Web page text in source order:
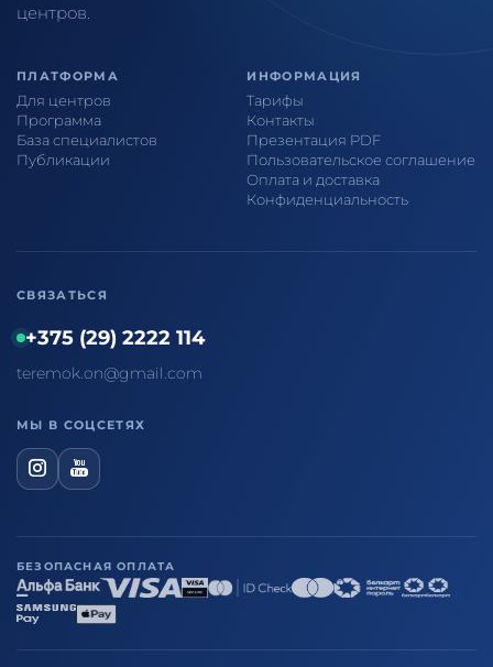
центров.
ПЛАТФОРМА
Для центров
Программа
База специалистов
Публикации
ИНФОРМАЦИЯ
Тарифы
Контакты
Презентация PDF
Пользовательское соглашение
Оплата и доставка
Конфиденциальность
СВЯЗАТЬСЯ
+375 (29) 2222 114
teremok.on@gmail.com
МЫ В СОЦСЕТЯХ
БЕЗОПАСНАЯ ОПЛАТА